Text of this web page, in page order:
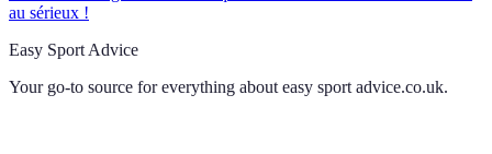
au sérieux !
Easy Sport Advice
Your go-to source for everything about easy sport advice.co.uk.